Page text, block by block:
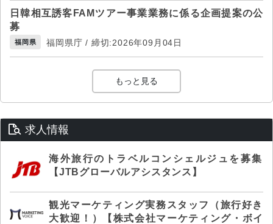
日韓相互誘客FAMツアー事業業務に係る企画提案の公
募
福岡県 福岡県庁 / 締切:2026年09月04日
もっと見る
求人情報
海外旅行のトラベルコンシェルジュを募集
【JTBグローバルアシスタンス】
観光マーケティング実務スタッフ（旅行好き
大歓迎！）【株式会社マーケティング・ボイ